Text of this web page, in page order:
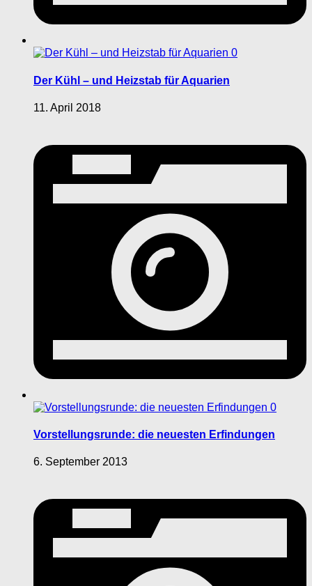
0
Der Kühl – und Heizstab für Aquarien
11. April 2018
0
Vorstellungsrunde: die neuesten Erfindungen
6. September 2013